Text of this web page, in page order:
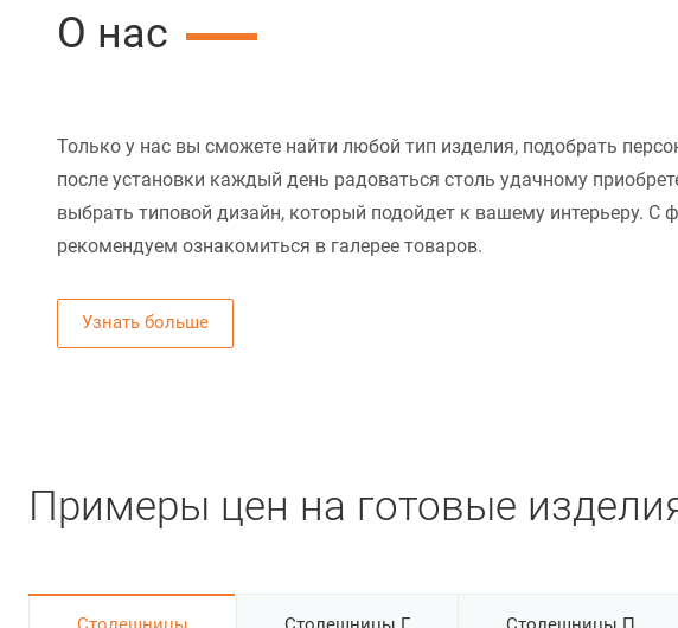
О нас
Только у нас вы сможете найти любой тип изделия, подобрать
после установки каждый день радоваться столь удачному
выбрать типовой дизайн, который подойдет к вашему интерьеру. С
рекомендуем ознакомиться в галерее товаров.
Узнать больше
Примеры цен на готовые